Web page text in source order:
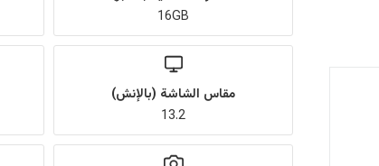
16GB
مقاس الشاشة (بالإنش)
13.2